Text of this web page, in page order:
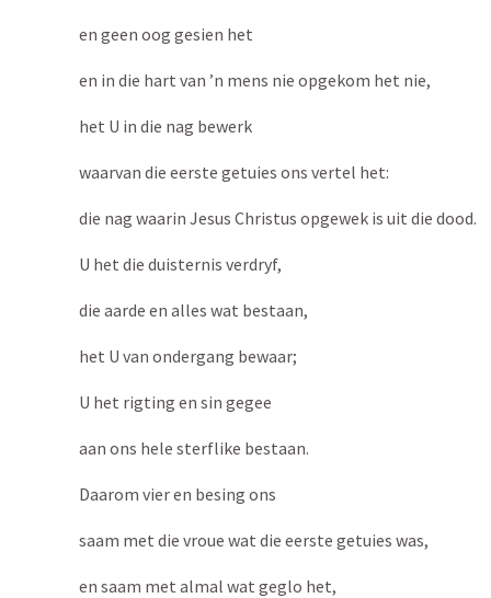
en geen oog gesien het
en in die hart van ’n mens nie opgekom het nie,
het U in die nag bewerk
waarvan die eerste getuies ons vertel het:
die nag waarin Jesus Christus opgewek is uit die dood.
U het die duisternis verdryf,
die aarde en alles wat bestaan,
het U van ondergang bewaar;
U het rigting en sin gegee
aan ons hele sterflike bestaan.
Daarom vier en besing ons
saam met die vroue wat die eerste getuies was,
en saam met almal wat geglo het,